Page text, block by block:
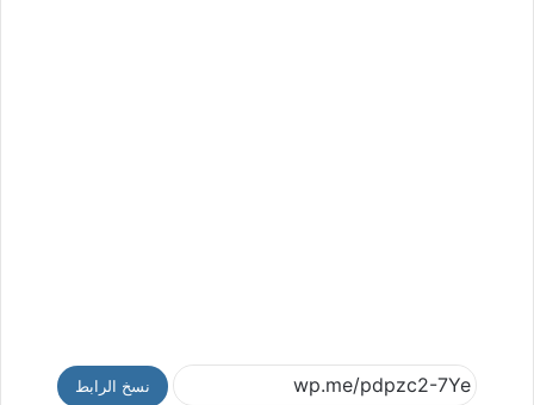
نسخ الرابط